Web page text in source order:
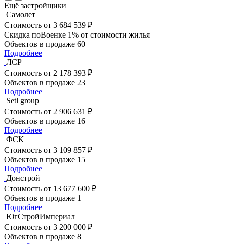
Ещё застройщики
Самолет
Стоимость от 3 684 539 ₽
Скидка поВоенке 1% от стоимости жилья
Объектов в продаже 60
Подробнее
ЛСР
Стоимость от 2 178 393 ₽
Объектов в продаже 23
Подробнее
Setl group
Стоимость от 2 906 631 ₽
Объектов в продаже 16
Подробнее
ФСК
Стоимость от 3 109 857 ₽
Объектов в продаже 15
Подробнее
Донстрой
Стоимость от 13 677 600 ₽
Объектов в продаже 1
Подробнее
ЮгСтройИмпериал
Стоимость от 3 200 000 ₽
Объектов в продаже 8